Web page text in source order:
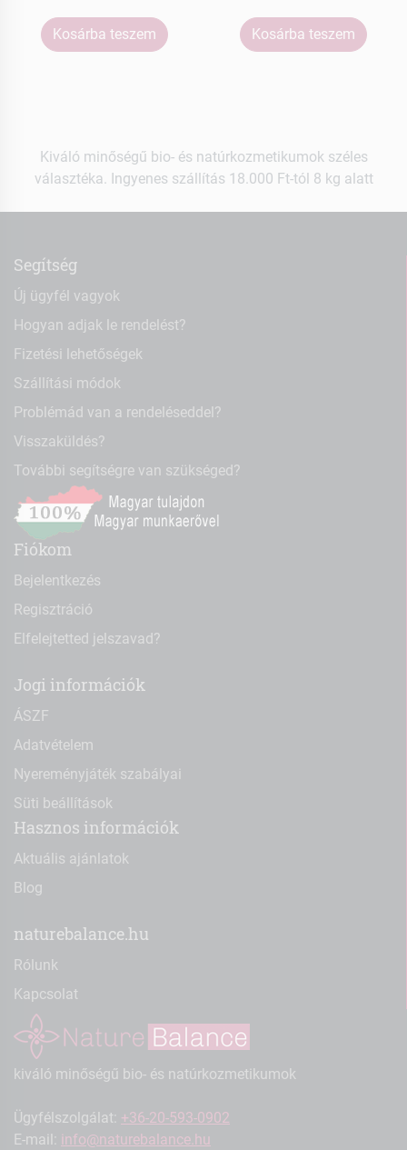
Kosárba teszem Kosárba teszem
Kiváló minőségű bio- és natúrkozmetikumok széles
választéka. Ingyenes szállítás 18.000 Ft-tól 8 kg alatt
Segítség
Új ügyfél vagyok
Hogyan adjak le rendelést?
Fizetési lehetőségek
Szállítási módok
Problémád van a rendeléseddel?
Visszaküldés?
További segítségre van szükséged?
Fiókom
Bejelentkezés
Regisztráció
Elfelejtetted jelszavad?
Jogi információk
ÁSZF
Adatvételem
Nyereményjáték szabályai
Süti beállítások
Hasznos információk
Aktuális ajánlatok
Blog
naturebalance.hu
Rólunk
Kapcsolat
kiváló minőségű bio- és natúrkozmetikumok
Ügyfélszolgálat: +36-20-593-0902
E-mail: info@naturebalance.hu